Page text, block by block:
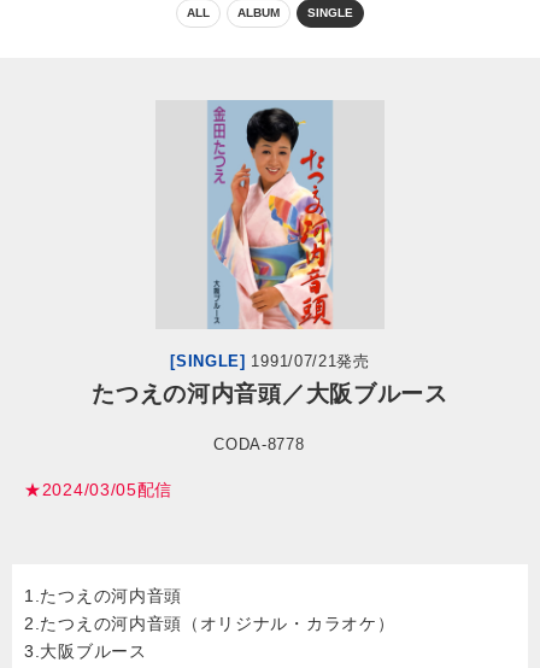
お問い合わせ
閉じる
ALL ALBUM SINGLE
[SINGLE] 1991/07/21発売
たつえの河内音頭／大阪ブルース
CODA-8778
★2024/03/05配信
1.たつえの河内音頭
2.たつえの河内音頭（オリジナル・カラオケ）
3.大阪ブルース